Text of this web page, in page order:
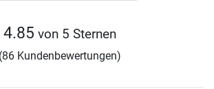
4.85 von 5 Sternen
(86 Kundenbewertungen)